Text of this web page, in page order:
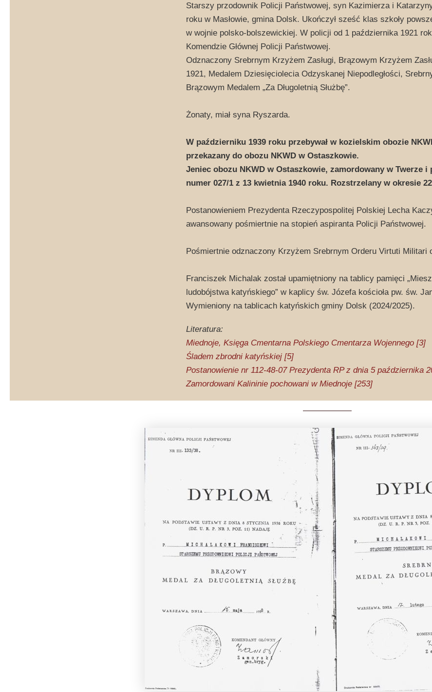
Starszy przodownik Policji Państwowej, syn Kazimierza i
roku w Masłowie, gmina Dolsk. Ukończył sześć klas szkoły
w wojnie polsko-bolszewickiej. W policji od 1 października 1921
Komendzie Głównej Policji Państwowej.
Odznaczony Srebrnym Krzyżem Zasługi, Brązowym Krzyżem
1921, Medalem Dziesięciolecia Odzyskanej Niepodległości,
Brązowym Medalem „Za Długoletnią Służbę”.
Żonaty, miał syna Ryszarda.
W październiku 1939 roku przebywał w kozielskim obozie
przekazany do obozu NKWD w Ostaszkowie.
Jeniec obozu NKWD w Ostaszkowie, zamordowany w Twerze
numer 027/1 z 13 kwietnia 1940 roku. Rozstrzelany w okresie
Postanowieniem Prezydenta Rzeczypospolitej Polskiej Lecha
awansowany pośmiertnie na stopień aspiranta Policji Państwowej.
Pośmiertnie odznaczony Krzyżem Srebrnym Orderu Virtuti Militari
Franciszek Michalak został upamiętniony na tablicy pamięci
ludobójstwa katyńskiego” w kaplicy św. Józefa kościoła pw. św.
Wymieniony na tablicach katyńskich gminy Dolsk (2024/2025).
Literatura:
Miednoje, Księga Cmentarna Polskiego Cmentarza Wojennego [3]
Śladem zbrodni katyńskiej [5]
Postanowienie nr 112-48-07 Prezydenta RP z dnia 5 października
Zamordowani Kalininie pochowani w Miednoje [253]